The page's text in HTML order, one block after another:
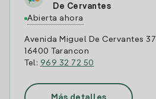
De Cervantes
Abierta ahora
Avenida Miguel De Cervantes 37
16400 Tarancon
Tel: 969 32 72 50